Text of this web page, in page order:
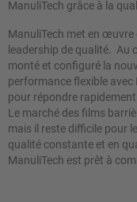
ManuliTech grâce à la
ManuliTech met en œuvre
leadership de qualité. Au
monté et configuré la
performance flexible
pour répondre
Le marché des films
mais il reste difficile pour
qualité constante et en
ManuliTech est prêt à